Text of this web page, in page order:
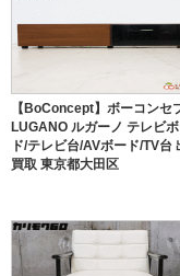
【BoConcept】ボーコンセ
LUGANO ルガーノ テレビ
ド/テレビ台/AVボード/TV台
買取 東京都大田区